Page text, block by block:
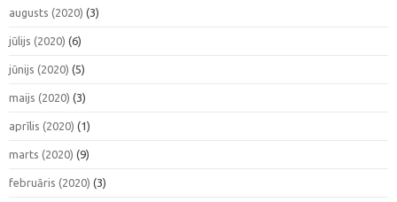
augusts (2020) (3)
jūlijs (2020) (6)
jūnijs (2020) (5)
maijs (2020) (3)
aprīlis (2020) (1)
marts (2020) (9)
februāris (2020) (3)